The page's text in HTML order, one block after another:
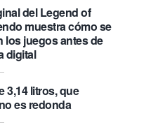
del Legend of
muestra cómo se
los juegos antes de
digital
3,14 litros, que
es redonda